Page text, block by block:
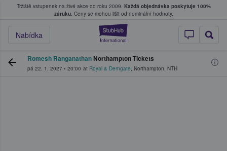
Tržiště vstupenek na živé akce od roku 2009. Každá objednávka poskytuje 100%
záruku. Ceny se mohou lišit od nominální hodnoty.
StubHub –
Nabídka
kde fanoušci kupují a prodávají vstupenky
Romesh Ranganathan Northampton Tickets
pá 22. 1. 2027 • 20:00 at Royal & Derngate, Northampton, NTH